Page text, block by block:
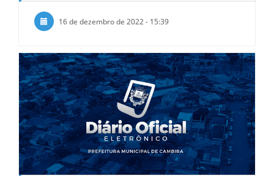
16 de dezembro de 2022 - 15:39